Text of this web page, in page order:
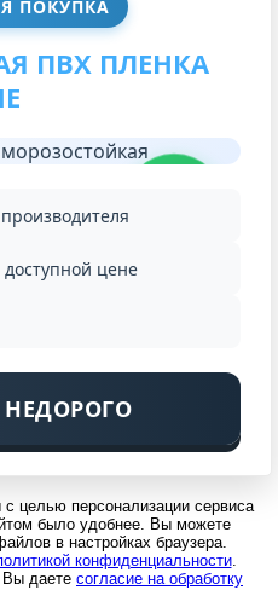
ПОКУПКА
ПВХ ПЛЕНКА
цене
НЕДОРОГО
целью персонализации сервиса
было удобнее. Вы можете
в настройках браузера.
конфиденциальности.
Вы даете согласие на обработку